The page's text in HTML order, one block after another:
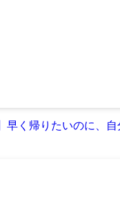
早く帰りたいのに、